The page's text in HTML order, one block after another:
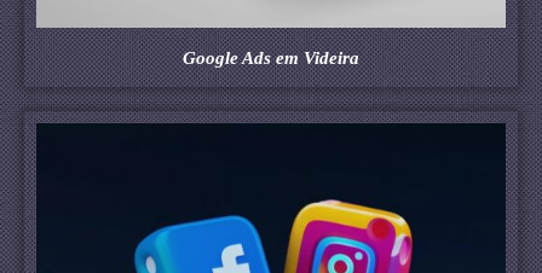
Google Ads em Videira